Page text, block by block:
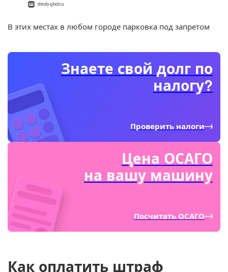
В этих местах в любом городе парковка под запретом
Знаете свой долг по
налогу?
Проверить налоги
Цена ОСАГО
на вашу машину
Посчитать ОСАГО
Как оплатить штраф